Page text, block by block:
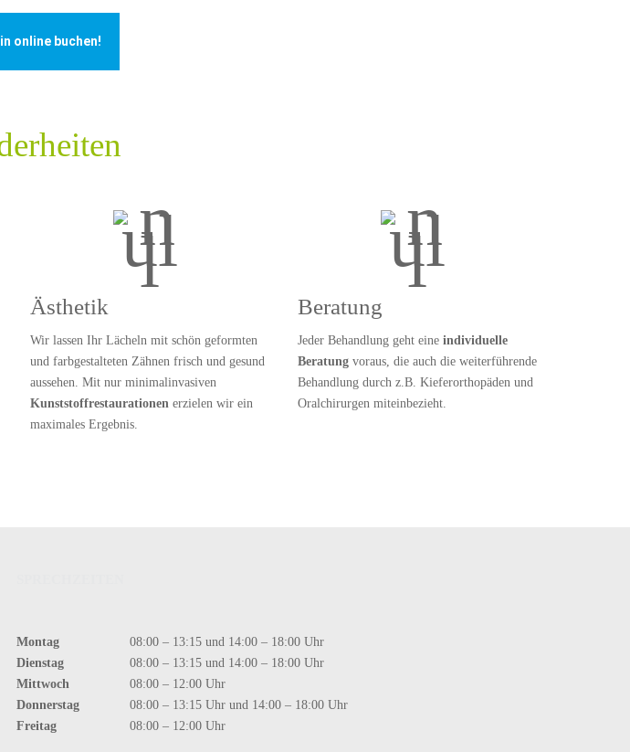
online buchen!
Ästhetik
Wir lassen Ihr Lächeln mit schön geformten
und farbgestalteten Zähnen frisch und gesund
aussehen. Mit nur minimalinvasiven
Kunststoffrestaurationen erzielen wir ein
maximales Ergebnis.
Beratung
Jeder Behandlung geht eine individuelle
Beratungvoraus, die auch die weiterführende
Behandlung durch z.B. Kieferorthopäden und
Oralchirurgen miteinbezieht.
Montag
08:00 – 13:15 und 14:00 – 18:00 Uhr
Dienstag
08:00 – 13:15 und 14:00 – 18:00 Uhr
Mittwoch
08:00 – 12:00 Uhr
Donnerstag
08:00 – 13:15 Uhr und 14:00 – 18:00 Uhr
Freitag
08:00 – 12:00 Uhr